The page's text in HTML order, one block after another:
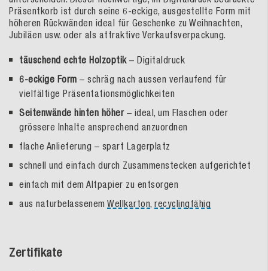
Präsentkorb ist durch seine 6-eckige, ausgestellte Form mit
höheren Rückwänden ideal für Geschenke zu Weihnachten,
Jubiläen usw. oder als attraktive Verkaufsverpackung.
täuschend echte Holzoptik– Digitaldruck
6-eckige Form – schräg nach aussen verlaufend für
vielfältige Präsentationsmöglichkeiten
Seitenwände hinten höher– ideal, um Flaschen oder
grössere Inhalte ansprechend anzuordnen
flache Anlieferung – spart Lagerplatz
schnell und einfach durch Zusammenstecken aufgerichtet
einfach mit dem Altpapier zu entsorgen
aus naturbelassenem Wellkarton, recyclingfähig
Zertifikate